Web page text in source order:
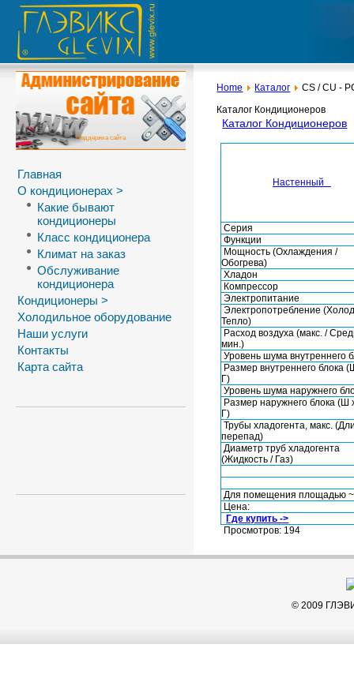
Поддержка сайта
Главная
О кондиционерах >
Какие бывают
кондиционеры
Класс кондиционера
Климат на заказ
Обслуживание
кондиционера
Кондиционеры >
Холодильное оборудование
Наши услуги
Контакты
Карта сайта
Home Каталог
CS / CU -
Каталог Кондиционеров
Каталог Кондиционеров
Настенный
Серия
Функции
Мощность (Охлаждения /
Обогрева)
Хладон
Компрессор
Электропитание
Электропотребление
Тепло)
Расход воздуха (макс. /
мин.)
Уровень шума внутреннего
Размер внутреннего блока
Г)
Уровень шума наружнего
Размер наружнего блока (Ш
Г)
Трубы хладогента, макс.
перепад)
Диаметр труб хладогента
(Жидкость / Газ)
Для помещения площадью ~
Цена:
Где купить ->
Просмотров: 194
© 2009